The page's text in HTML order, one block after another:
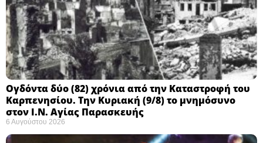
Ογδόντα δύο (82) χρόνια από την Καταστροφή του
Καρπενησίου. Την Κυριακή (9/8) το μνημόσυνο
στον Ι.Ν. Αγίας Παρασκευής
6 Αυγούστου 2026